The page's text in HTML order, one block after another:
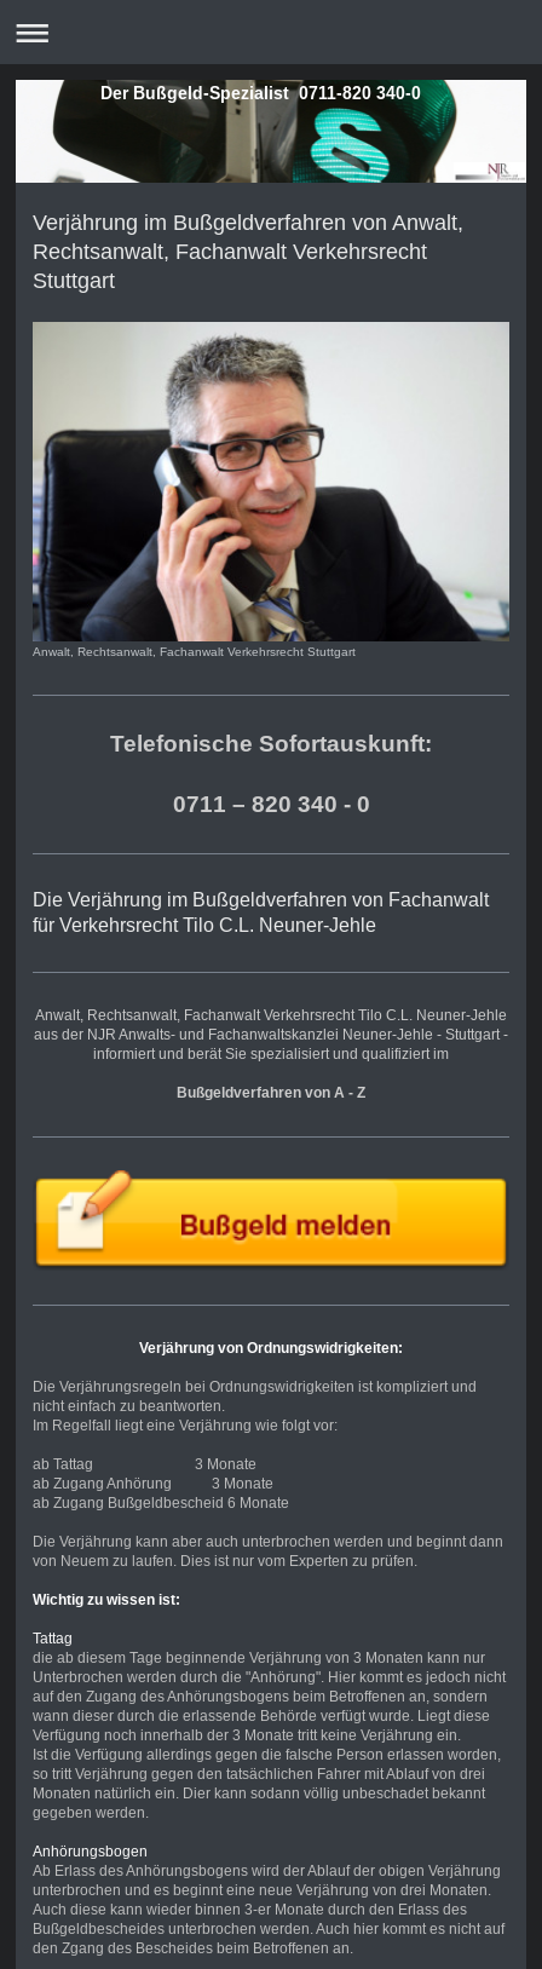
Der Bußgeld-Spezialist 0711-820 340-0
Verjährung im Bußgeldverfahren von Anwalt,
Rechtsanwalt, Fachanwalt Verkehrsrecht
Stuttgart
Anwalt, Rechtsanwalt, Fachanwalt Verkehrsrecht Stuttgart
Telefonische Sofortauskunft:
0711 – 820 340 - 0
Die Verjährung im Bußgeldverfahren von Fachanwalt
für Verkehrsrecht Tilo C.L. Neuner-Jehle
Anwalt, Rechtsanwalt, Fachanwalt VerkehrsrechtTilo C.L. Neuner-Jehle
aus der NJR Anwalts- und Fachanwaltskanzlei Neuner-Jehle - Stuttgart -
informiert und berät Sie spezialisiert und qualifiziert im
Bußgeldverfahren von A - Z
Verjährung von Ordnungswidrigkeiten:
Die Verjährungsregeln bei Ordnungswidrigkeiten ist kompliziert und
nicht einfach zu beantworten.
Im Regelfall liegt eine Verjährung wie folgt vor:
ab Tattag 3 Monate
ab Zugang Anhörung 3 Monate
ab Zugang Bußgeldbescheid 6 Monate
Die Verjährung kann aber auch unterbrochen werden und beginnt dann
von Neuem zu laufen. Dies ist nur vom Experten zu prüfen.
Wichtig zu wissen ist:
Tattag
die ab diesem Tage beginnende Verjährung von 3 Monaten kann nur
Unterbrochen werden durch die "Anhörung". Hier kommt es jedoch nicht
auf den Zugang des Anhörungsbogens beim Betroffenen an, sondern
wann dieser durch die erlassende Behörde verfügt wurde. Liegt diese
Verfügung noch innerhalb der 3 Monate tritt keine Verjährung ein.
Ist die Verfügung allerdings gegen die falsche Person erlassen worden,
so tritt Verjährung gegen den tatsächlichen Fahrer mit Ablauf von drei
Monaten natürlich ein. Dier kann sodann völlig unbeschadet bekannt
gegeben werden.
Anhörungsbogen
Ab Erlass des Anhörungsbogens wird der Ablauf der obigen Verjährung
unterbrochen und es beginnt eine neue Verjährung von drei Monaten.
Auch diese kann wieder binnen 3-er Monate durch den Erlass des
Bußgeldbescheides unterbrochen werden. Auch hier kommt es nicht auf
den Zgang des Bescheides beim Betroffenen an.